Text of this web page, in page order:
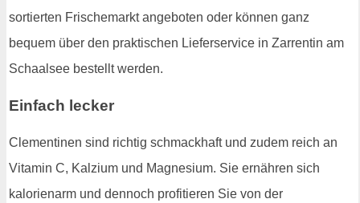
sortierten Frischemarkt angeboten oder können ganz
bequem über den praktischen Lieferservice in Zarrentin am
Schaalsee bestellt werden.
Einfach lecker
Clementinen sind richtig schmackhaft und zudem reich an
Vitamin C, Kalzium und Magnesium. Sie ernähren sich
kalorienarm und dennoch profitieren Sie von der